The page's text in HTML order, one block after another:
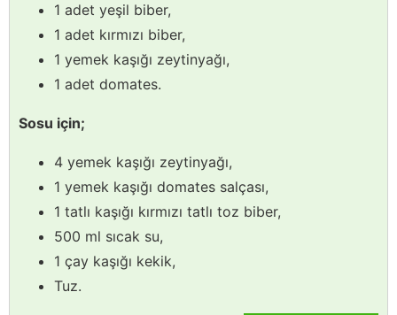
1 adet yeşil biber,
1 adet kırmızı biber,
1 yemek kaşığı zeytinyağı,
1 adet domates.
Sosu için;
4 yemek kaşığı zeytinyağı,
1 yemek kaşığı domates salçası,
1 tatlı kaşığı kırmızı tatlı toz biber,
500 ml sıcak su,
1 çay kaşığı kekik,
Tuz.